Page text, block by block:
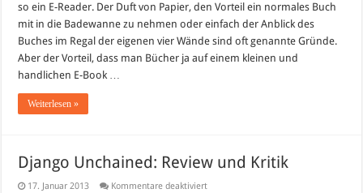
so ein E-Reader. Der Duft von Papier, den Vorteil ein normales Buch
mit in die Badewanne zu nehmen oder einfach der Anblick des
Buches im Regal der eigenen vier Wände sind oft genannte Gründe.
Aber der Vorteil, dass man Bücher ja auf einem kleinen und
handlichen E-Book …
Weiterlesen »
Django Unchained: Review und Kritik
17. Januar 2013 Kommentare deaktiviertfür